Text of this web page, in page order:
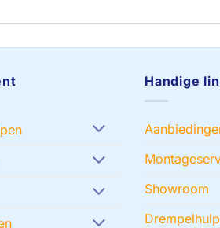
Handige
Showroom